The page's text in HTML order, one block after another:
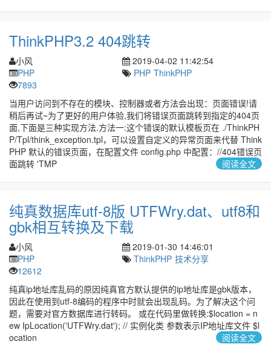
ThinkPHP3.2 404跳转
小风
2019-04-02 11:42:54
PHP
PHP ThinkPHP
7893
当用户访问到不存在的模块、控制器或者方法会出现：页面错误!请
稍后再试~为了更好的用户体验,我们将错误页面跳转到指定的404页
面,下面是三种实现方法.方法一:这个错误的默认模板页在 ./ThinkPH
P/Tpl/think_exception.tpl，可以设置自定义的异常页面来代替 Think
PHP 默认的错误页面，在配置文件 config.php 中配置：//404错误页
面跳转 'TMP
阅读全文
纯真数据库utf-8版 UTFWry.dat、utf8和
gbk相互转换及下载
小风
2019-01-30 14:46:01
PHP
ThinkPHP 技术分享
12612
纯真ip地址库乱码的原因纯真官方默认提供的ip地址库是gbk版本，
因此在使用到utf-8编码的程序中时就会出现乱码。为了解决这个问
题，需要对官方数据库进行转码。 或在代码里做转换:$location = n
ew IpLocation('UTFWry.dat'); // 实例化类 参数表示IP地址库文件 $l
ocation
阅读全文